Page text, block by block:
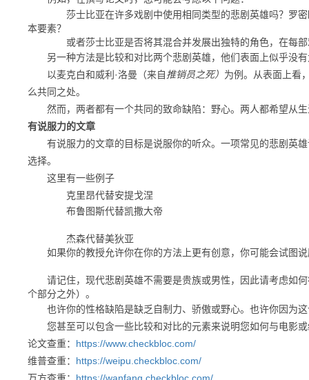
莎士比亚在许多戏剧中使用相同类型的悲剧英雄吗？ 罗
本要素？
或者莎士比亚是否将其混合并发展出独特的角色，在每部
另一种方法是比较和对比两个悲剧英雄，他们表面上似乎没有
以麦克白和威利·洛曼（来自推销员之死） 为例。
从表面上看
么共同之处。
然而，两者都有一个共同的致命缺陷：野心。 两人都希望从
有说服力的文章
有说服力的文章的目标是说服你的听众。一项常见的悲剧英雄
选择。
这里有一些例子
克里昂代替安提戈涅
布鲁图斯代替凯撒大帝
杰森代替美狄亚
如果你的教授允许你在你的方法上更有创意，你可能会试图说
请记住，现代悲剧英雄不需要是贵族或男性，因此请考虑如何
个部分之外）。
也许你的性格缺陷是缺乏自制力、骄傲或野心。 也许你因为
您甚至可以包含一些比较和对比的元素来说明您如何与电影
论文查重： https://www.checkbloc.com/
维普查重： https://weipu.checkbloc.com/